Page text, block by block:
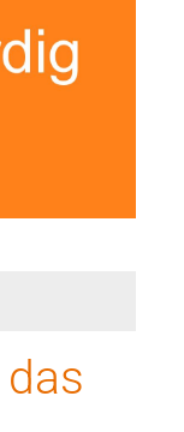
das